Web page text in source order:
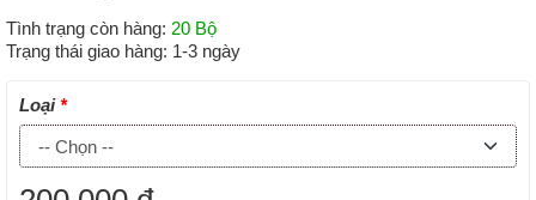
Tình trạng còn hàng: 20 Bộ
Trạng thái giao hàng: 1-3 ngày
Loại